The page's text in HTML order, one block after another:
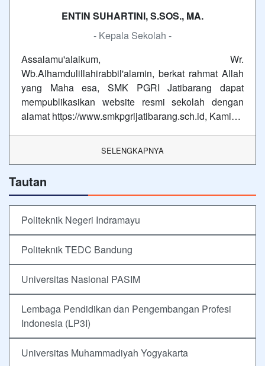
ENTIN SUHARTINI, S.SOS., MA.
- Kepala Sekolah -
Assalamu'alaikum, Wr.
Wb.Alhamdulillahirabbil'alamin, berkat rahmat Allah
yang Maha esa, SMK PGRI Jatibarang dapat
mempublikasikan website resmi sekolah dengan
alamat https://www.smkpgrijatibarang.sch.id, Kami…
SELENGKAPNYA
Tautan
Politeknik Negeri Indramayu
Politeknik TEDC Bandung
Universitas Nasional PASIM
Lembaga Pendidikan dan Pengembangan Profesi
Indonesia (LP3I)
Universitas Muhammadiyah Yogyakarta